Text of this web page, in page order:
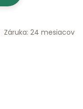
Záruka: 24 mesiacov